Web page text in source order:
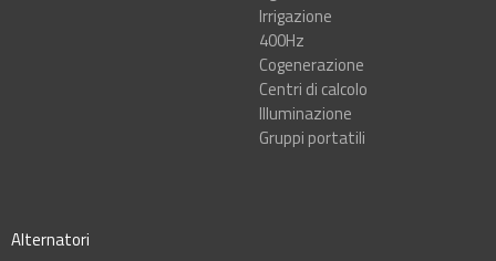
Irrigazione
400Hz
Cogenerazione
Centri di calcolo
Illuminazione
Gruppi portatili
Alternatori